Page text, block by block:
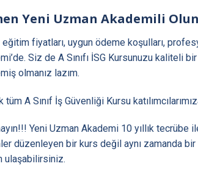
Yeni Uzman Akademili
eğitim fiyatları, uygun ödeme koşulları,
Siz de A Sınıfı İSG Kursunuzu
olmanız lazım.
tüm A Sınıf İş Güvenliği Kursu
Yeni Uzman Akademi 10 yıllık tecrübe
düzenleyen bir kurs değil aynı zamanda
ulaşabilirsiniz.